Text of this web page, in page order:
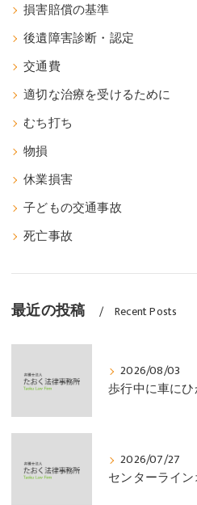
損害賠償の基準
後遺障害診断・認定
交通費
適切な治療を受けるために
むち打ち
物損
休業損害
子どもの交通事故
死亡事故
最近の投稿 Recent Posts
2026/08/03
2026/07/27